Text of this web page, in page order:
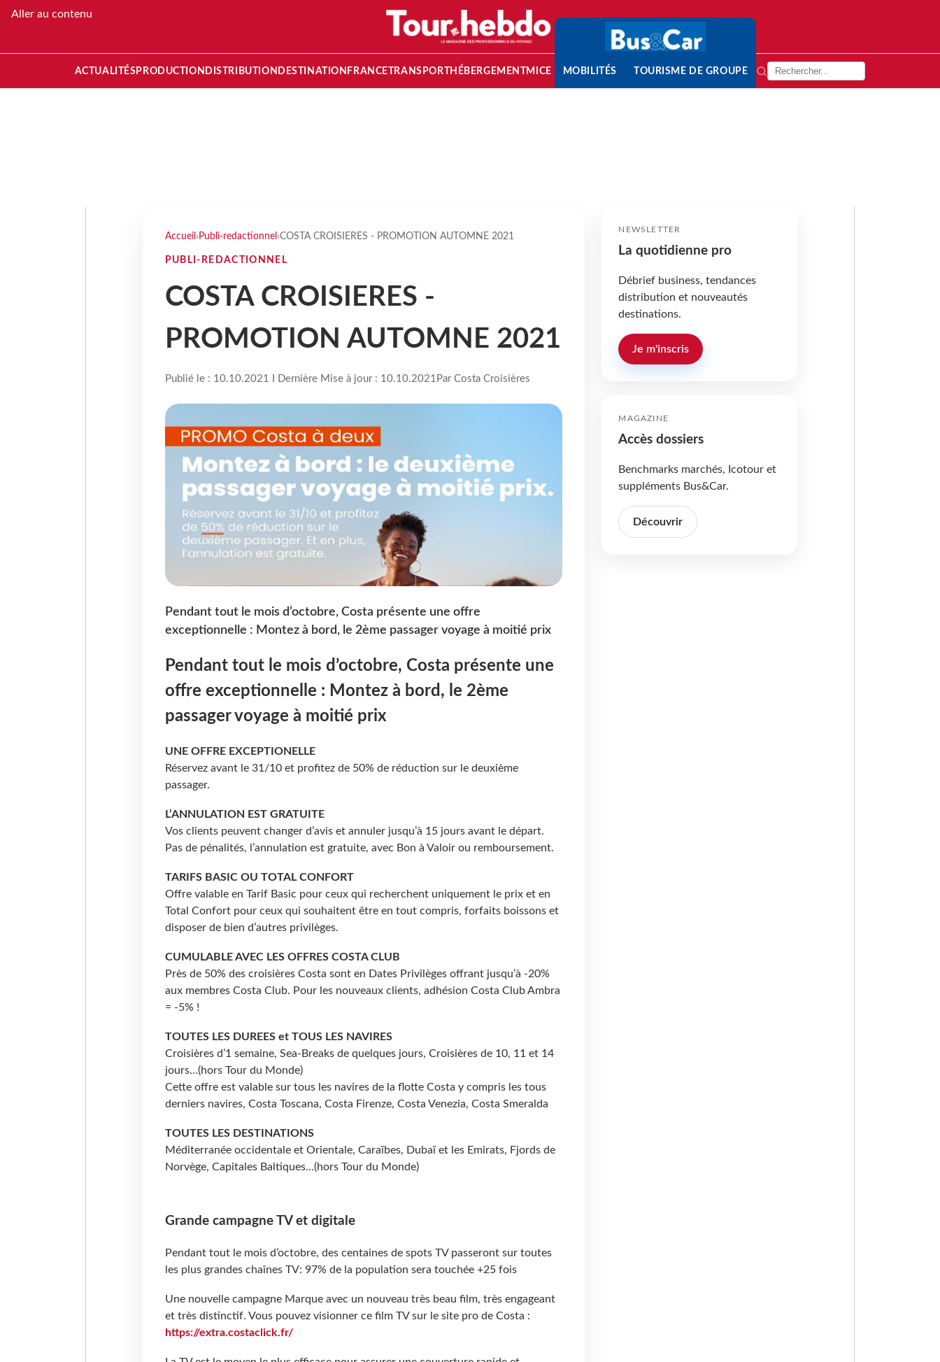
Aller au contenu
ACTUALITÉS PRODUCTION DISTRIBUTION DESTINATION FRANCETRANSPORT HÉBERGEMENTMICE MOBILITÉS TOURISME DE GROUPE
Accueil › Publi-redactionnel ›COSTA CROISIERES - PROMOTION AUTOMNE 2021
PUBLI-REDACTIONNEL
COSTA CROISIERES -
PROMOTION AUTOMNE 2021
Publié le : 10.10.2021 I Dernière Mise à jour : 10.10.2021 Par Costa Croisières
Pendant tout le mois d’octobre, Costa présente une offre
exceptionnelle : Montez à bord, le 2ème passager voyage à moitié prix
Pendant tout le mois d’octobre, Costa présente une
offre exceptionnelle : Montez à bord, le 2ème
passager voyage à moitié prix
UNE OFFRE EXCEPTIONELLE
Réservez avant le 31/10 et profitez de 50% de réduction sur le deuxième
passager.
L’ANNULATION EST GRATUITE
Vos clients peuvent changer d’avis et annuler jusqu’à 15 jours avant le départ.
Pas de pénalités, l’annulation est gratuite, avec Bon à Valoir ou remboursement.
TARIFS BASIC OU TOTAL CONFORT
Offre valable en Tarif Basic pour ceux qui recherchent uniquement le prix et en
Total Confort pour ceux qui souhaitent être en tout compris, forfaits boissons et
disposer de bien d’autres privilèges.
CUMULABLE AVEC LES OFFRES COSTA CLUB
Près de 50% des croisières Costa sont en Dates Privilèges offrant jusqu’à -20%
aux membres Costa Club. Pour les nouveaux clients, adhésion Costa Club Ambra
= -5% !
TOUTES LES DUREES et TOUS LES NAVIRES
Croisières d’1 semaine, Sea-Breaks de quelques jours, Croisières de 10, 11 et 14
jours…(hors Tour du Monde)
Cette offre est valable sur tous les navires de la flotte Costa y compris les tous
derniers navires, Costa Toscana, Costa Firenze, Costa Venezia, Costa Smeralda
TOUTES LES DESTINATIONS
Méditerranée occidentale et Orientale, Caraïbes, Dubaï et les Emirats, Fjords de
Norvège, Capitales Baltiques…(hors Tour du Monde)
Grande campagne TV et digitale
Pendant tout le mois d’octobre, des centaines de spots TV passeront sur toutes
les plus grandes chaînes TV: 97% de la population sera touchée +25 fois
Une nouvelle campagne Marque avec un nouveau très beau film, très engageant
et très distinctif. Vous pouvez visionner ce film TV sur le site pro de Costa :
https://extra.costaclick.fr/
NEWSLETTER
La quotidienne pro
Débrief business, tendances
distribution et nouveautés
destinations.
Je m'inscris
MAGAZINE
Accès dossiers
Benchmarks marchés, Icotour et
suppléments Bus&Car.
Découvrir